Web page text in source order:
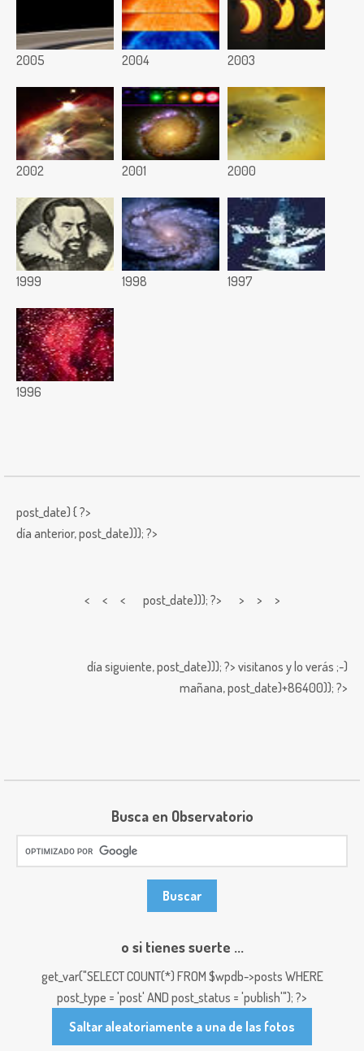
2005 2004 2003
2002 2001 2000
1999 1998 1997
1996
post_date) { ?>
día anterior,post_date))); ?>
< < < post_date))); ?> > > >
día siguiente,post_date))); ?> visitanos y lo verás ;-)
mañana,post_date)+86400)); ?>
Busca en Observatorio
o si tienes suerte ...
get_var("SELECT COUNT(*) FROM $wpdb->posts WHERE
post_type = 'post' AND post_status = 'publish'"); ?>
Saltar aleatoriamente a una de las fotos